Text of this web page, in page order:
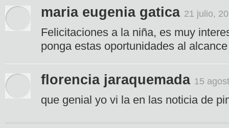
maria eugenia gatica 21 julio,
Felicitaciones a la niña, es muy
ponga estas oportunidades al
florencia jaraquemada 15
que genial yo vi la en las noticia de